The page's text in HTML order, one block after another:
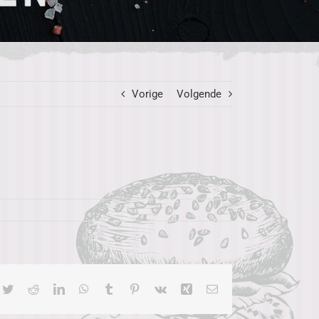
Vorige Volgende
TwitterRedditLinkedInWhatsApp
Tumblr Pinterest
Vk Xing E-